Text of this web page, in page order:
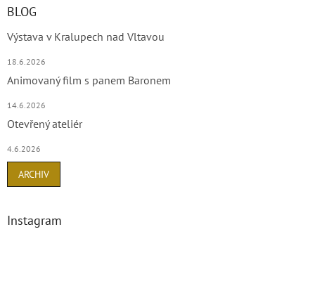
BLOG
Výstava v Kralupech nad Vltavou
18.6.2026
Animovaný film s panem Baronem
14.6.2026
Otevřený ateliér
4.6.2026
ARCHIV
Instagram